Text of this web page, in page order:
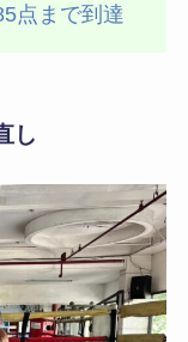
点まで到達
し